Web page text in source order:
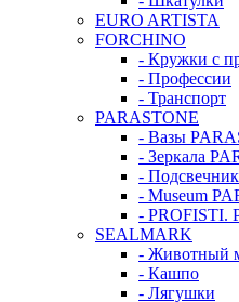
EURO ARTISTA
FORCHINO
- Кружки с
- Профессии
- Транспорт
PARASTONE
- Вазы
- Зеркала
-
- Museum
- PROFISTI.
SEALMARK
- Животный
- Кашпо
- Лягушки